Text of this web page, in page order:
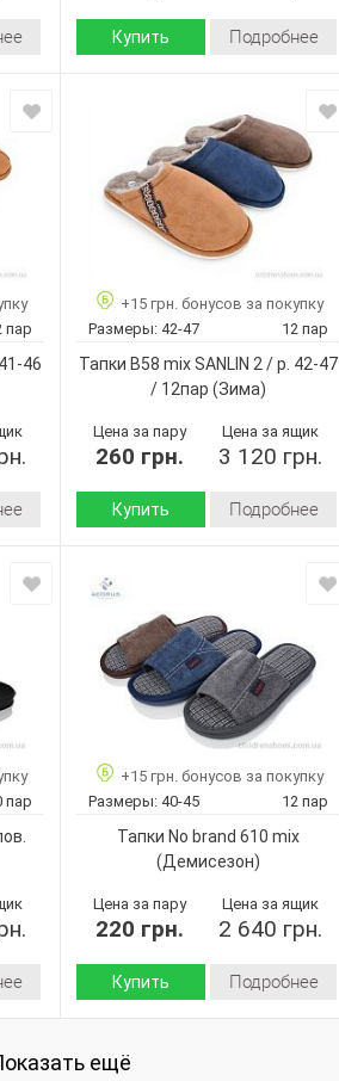
Купить Подробнее
флис
Материал внутри: текстиль
Подошва : Пвх
Страна
производитель:
Китай
No brand
Артикул:
Размер:
Микс
пар
46
+15 грн. бонусов за покупку
Размеры: 42-47 12 пар
Тапки B58 mix SANLIN 2 / p. 42-47
/ 12пар (Зима)
Цена за пару
260 грн.
Цена за ящик
3 120 грн.
Купить Подробнее
Подошва :
производитель:
Китай
Бренд: No brand
Артикул: B58 mix
42-47
Кол-во пар:
Цвет:
пар
+15 грн. бонусов за покупку
Размеры: 40-45 12 пар
Тапки No brand 610 mix
(Демисезон)
Цена за пару
220 грн.
Цена за ящик
2 640 грн.
Купить Подробнее
Материал верха:
ещё